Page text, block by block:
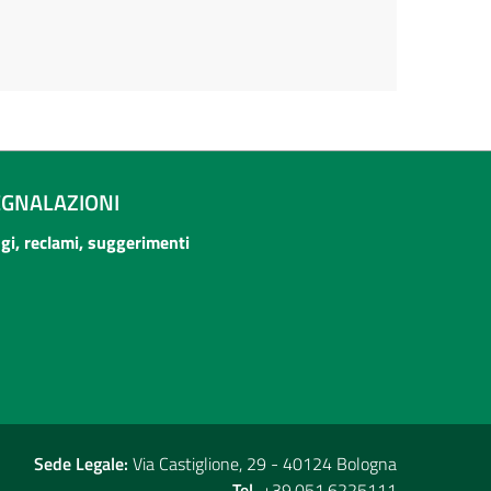
reclami, suggerimenti
Sede Legale: Via Castiglione, 29 - 40124 Bologna